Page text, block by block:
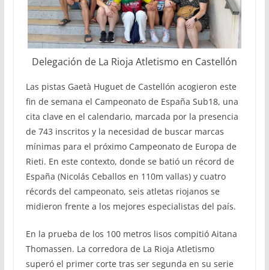
Delegación de La Rioja Atletismo en Castellón
Las pistas Gaetà Huguet de Castellón acogieron este
fin de semana el Campeonato de España Sub18, una
cita clave en el calendario, marcada por la presencia
de 743 inscritos y la necesidad de buscar marcas
mínimas para el próximo Campeonato de Europa de
Rieti. En este contexto, donde se batió un récord de
España (Nicolás Ceballos en 110m vallas) y cuatro
récords del campeonato, seis atletas riojanos se
midieron frente a los mejores especialistas del país.
En la prueba de los 100 metros lisos compitió Aitana
Thomassen. La corredora de La Rioja Atletismo
superó el primer corte tras ser segunda en su serie